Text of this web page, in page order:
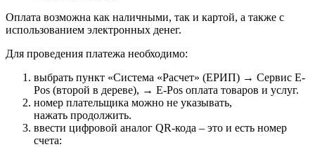
Оплата возможна как наличными, так и картой, а также с
использованием электронных денег.
Для проведения платежа необходимо:
выбрать пункт «Система «Расчет» (ЕРИП) → Сервис E-
Pos (второй в дереве), → E-Pos оплата товаров и услуг.
номер плательщика можно не указывать,
нажать продолжить.
ввести цифровой аналог QR-кода – это и есть номер
счета: